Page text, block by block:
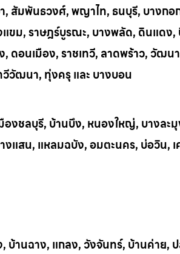
, สัมพันธวงศ์, พญาไท, ธนบุรี, บางก
ขม, ราษฎร์บูรณะ, บางพลัด, ดินแดง,
ดอนเมือง, ราชเทวี, ลาดพร้าว, วัฒน
วัฒนา, ทุ่งครุ และ บางบอน
องชลบุรี, บ้านบึง, หนองใหญ่, บางละ
แสน, แหลมฉบัง, อมตะนคร, บ่อวิน,
, บ้านฉาง, แกลง, วังจันทร์, บ้านค่าย,